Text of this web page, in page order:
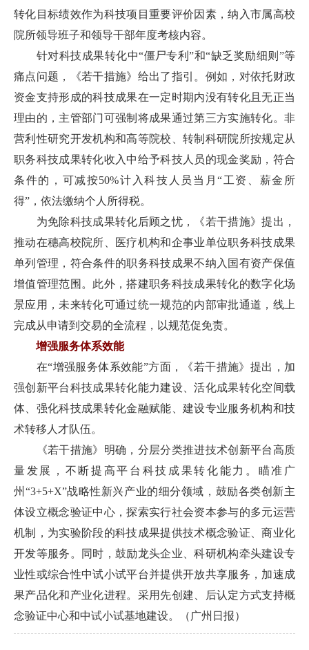
转化目标绩效作为科技项目重要评价因素，纳入市属高校
院所领导班子和领导干部年度考核内容。
针对科技成果转化中“僵尸专利”和“缺乏奖励细则”等
痛点问题，《若干措施》给出了指引。例如，对依托财政
资金支持形成的科技成果在一定时期内没有转化且无正当
理由的，主管部门可强制将成果通过第三方实施转化。非
营利性研究开发机构和高等院校、转制科研院所按规定从
职务科技成果转化收入中给予科技人员的现金奖励，符合
条件的，可减按50%计入科技人员当月“工资、薪金所
得”，依法缴纳个人所得税。
为免除科技成果转化后顾之忧，《若干措施》提出，
推动在穗高校院所、医疗机构和企事业单位职务科技成果
单列管理，符合条件的职务科技成果不纳入国有资产保值
增值管理范围。此外，搭建职务科技成果转化的数字化场
景应用，未来转化可通过统一规范的内部审批通道，线上
完成从申请到交易的全流程，以规范促免责。
增强服务体系效能
在“增强服务体系效能”方面，《若干措施》提出，加
强创新平台科技成果转化能力建设、活化成果转化空间载
体、强化科技成果转化金融赋能、建设专业服务机构和技
术转移人才队伍。
《若干措施》明确，分层分类推进技术创新平台高质
量发展，不断提高平台科技成果转化能力。瞄准广
州“3+5+X”战略性新兴产业的细分领域，鼓励各类创新主
体设立概念验证中心，探索实行社会资本参与的多元运营
机制，为实验阶段的科技成果提供技术概念验证、商业化
开发等服务。同时，鼓励龙头企业、科研机构牵头建设专
业性或综合性中试小试平台并提供开放共享服务，加速成
果产品化和产业化进程。采用先创建、后认定方式支持概
念验证中心和中试小试基地建设。（广州日报）